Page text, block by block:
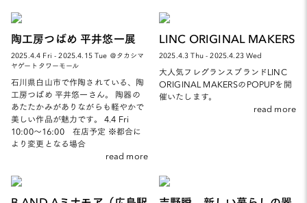
陶工房つばめ 平井悠一展
2025.4.4 Fri - 2025.4.15 Tue ＠タカシマ
ヤゲートタワーモール
石川県白山市で作陶されている、陶
工房つばめ 平井悠一さん。 陶器の
あたたかみがありながらも軽やかで
美しい作品が魅力です。 4.4 Fri
10:00～16:00 在店予定 ※都合に
より変更となる場合
read more
LINC ORIGINAL MAKERS
2025.4.3 Thu - 2025.4.23 Wed
大人気フレグランスブランドLINC
ORIGINAL MAKERSのPOPUPを開
催いたします。
read more